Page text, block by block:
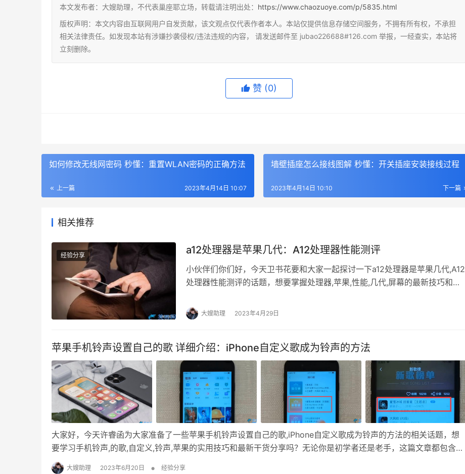
本文发布者：大嫂助理，不代表巢座耶立场，转载请注明出处： https://www.chaozuoye.com/p/5835.html
版权声明：本文内容由互联网用户自发贡献，该文观点仅代表作者本人。本站仅提供信息存储空间服务，不拥有所有权，不承担
相关法律责任。如发现本站有涉嫌抄袭侵权/违法违规的内容， 请发送邮件至 jubao226688#126.com 举报，一经查实，本站将
立刻删除。
赞 (0)
如何修改无线网密码 秒懂：重置WLAN密码的正确方法
上一篇 2023年4月14日 10:07
墙壁插座怎么接线图解 秒懂：开关插座安装接线过程
下一篇
2023年4月14日 10:10
相关推荐
经验分享 a12处理器是苹果几代：A12处理器性能测评
小伙伴们你们好，今天卫书花要和大家一起探讨一下a12处理器是苹果几代,A12
处理器性能测评的话题，想要掌握处理器,苹果,性能,几代,屏幕的最新技巧和干
习。 苹果目前的iPad产品线主要包括四大系列，iPad、iPad Air、iPad mini和
iPad Pro。 其中，iPad在去年升级到了…
大嫂助理 2023年4月29日
苹果手机铃声设置自己的歌 详细介绍：iPhone自定义歌成为铃声的方法
大家好，今天许睿函为大家准备了一些苹果手机铃声设置自己的歌,iPhone自定义歌成为铃声的方法的相关话题，想
要学习手机铃声,的歌,自定义,铃声,苹果的实用技巧和最新干货分享吗？无论你是初学者还是老手，这篇文章都包含了
很多有用的信息，建议认真阅读。 我们经常看到这种情况：公共场所一个苹果手机铃声响起，其他人个个都拿起手
大嫂助理 2023年6月20日 • 经验分享